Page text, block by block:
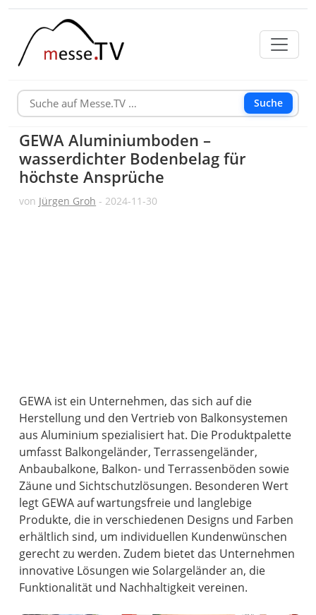
Suche
GEWA Aluminiumboden –
wasserdichter Bodenbelag für
höchste Ansprüche
von Jürgen Groh - 2024-11-30
GEWA ist ein Unternehmen, das sich auf die
Herstellung und den Vertrieb von Balkonsystemen
aus Aluminium spezialisiert hat. Die Produktpalette
umfasst Balkongeländer, Terrassengeländer,
Anbaubalkone, Balkon- und Terrassenböden sowie
Zäune und Sichtschutzlösungen. Besonderen Wert
legt GEWA auf wartungsfreie und langlebige
Produkte, die in verschiedenen Designs und Farben
erhältlich sind, um individuellen Kundenwünschen
gerecht zu werden. Zudem bietet das Unternehmen
innovative Lösungen wie Solargeländer an, die
Funktionalität und Nachhaltigkeit vereinen.